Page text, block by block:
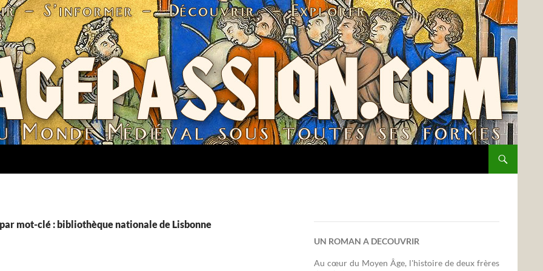
mot-clé : bibliothèque nationale de Lisbonne
UN ROMAN A DECOUVRIR
Au cœur du Moyen Âge, l'histoire de deux frères